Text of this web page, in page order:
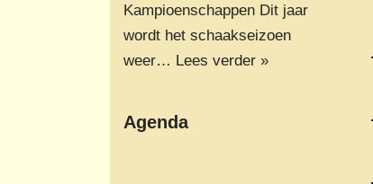
Kampioenschappen Dit jaar
wordt het schaakseizoen
weer… Lees verder »
Agenda